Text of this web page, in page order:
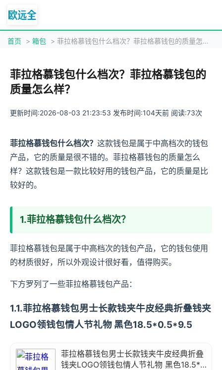
首页 > 箱包 > 菲拉格慕钱包什么档次？菲拉格慕钱包的质量怎么样？
菲拉格慕钱包什么档次？菲拉格慕钱包的
质量怎么样？
更新时间:2026-08-03 21:23:53 发布时间:104天前 阅读:73次
菲拉格慕钱包什么档次？ 这款钱包是属于中高档次的钱包
产品，它的质量是很不错的。菲拉格慕钱包的质量怎么
样？这款钱包是一款比较好用的钱包产品，它的质量是比
较好的。
1.菲拉格慕钱包什么档次？
菲拉格慕钱包是属于中高档次的钱包产品，它的钱包使用
的材质很好，所以外观设计很好看，值得购买。
下方罗列了一些菲拉格慕钱包产品：
1.1.菲拉格慕钱包男士长款钱夹牛皮经典折叠钱夹
LOGO领钱包情人节礼物 黑色18.5*0.5*9.5
菲拉格慕钱包男士长款钱夹牛皮经典折叠
钱夹LOGO领钱包情人节礼物 黑色18.5*